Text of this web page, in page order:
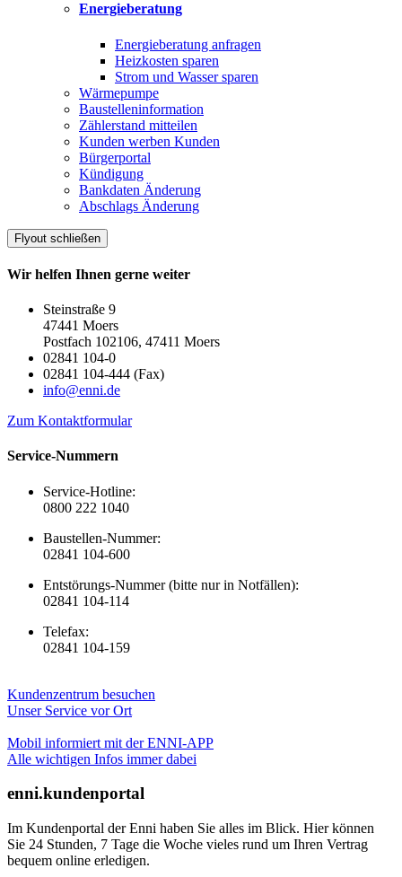
Energieberatung
Energieberatung anfragen
Heizkosten sparen
Strom und Wasser sparen
Wärmepumpe
Baustelleninformation
Zählerstand mitteilen
Kunden werben Kunden
Bürgerportal
Kündigung
Bankdaten Änderung
Abschlags Änderung
Flyout schließen
Wir helfen Ihnen gerne weiter
Steinstraße 9
47441 Moers
Postfach 102106, 47411 Moers
02841 104-0
02841 104-444 (Fax)
info@enni.de
Zum Kontaktformular
Service-Nummern
Service-Hotline:
0800 222 1040
Baustellen-Nummer:
02841 104-600
Entstörungs-Nummer (bitte nur in Notfällen):
02841 104-114
Telefax:
02841 104-159
Kundenzentrum besuchen
Unser Service vor Ort
Mobil informiert mit der ENNI-APP
Alle wichtigen Infos immer dabei
enni.kundenportal
Im Kundenportal der Enni haben Sie alles im Blick. Hier können
Sie 24 Stunden, 7 Tage die Woche vieles rund um Ihren Vertrag
bequem online erledigen.